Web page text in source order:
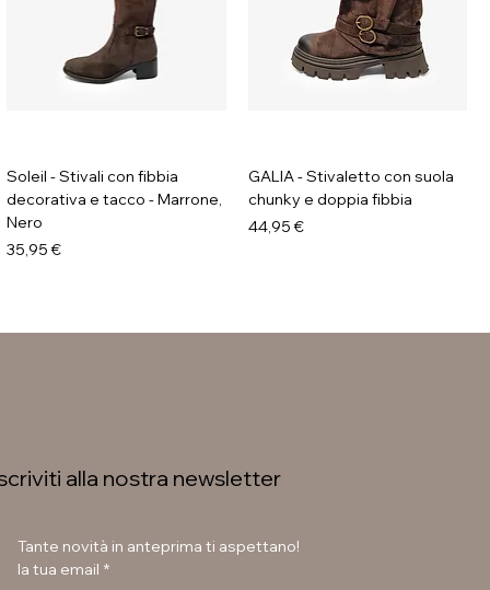
Soleil - Stivali con fibbia
decorativa e tacco - Marrone,
Nero
Prezzo
35,95 €
GALIA - Stivaletto con suola
chunky e doppia fibbia
Prezzo
44,95 €
alla nostra newsletter
Tante novità in anteprima ti aspettano!
la tua email *